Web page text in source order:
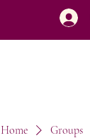
Home Groups